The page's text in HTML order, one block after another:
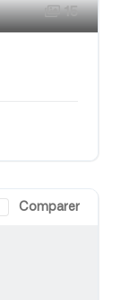
15
Comparer